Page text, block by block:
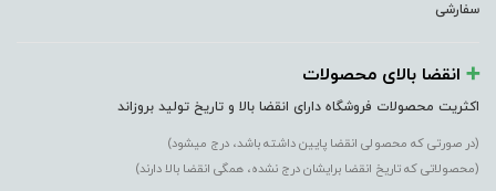
سفارشی
➕️ انقضا بالای محصولات
اکثریت محصولات فروشگاه دارای انقضا بالا و تاریخ تولید بروزاند
(در صورتی که محصولی انقضا پایین داشته باشد، درج میشود)
(محصولاتی که تاریخ انقضا برایشان درج نشده، همگی انقضا بالا دارند)